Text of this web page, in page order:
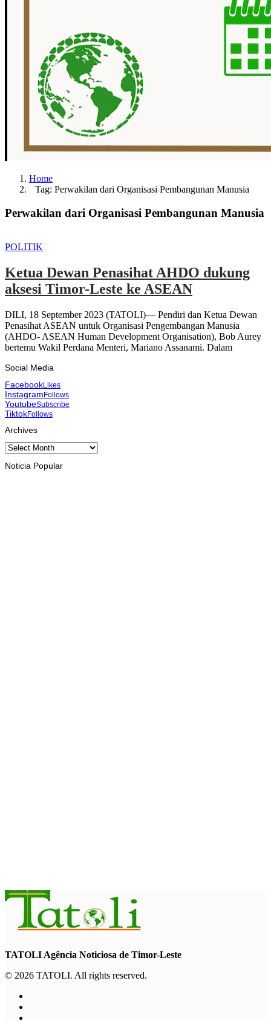
Home
Tag: Perwakilan dari Organisasi Pembangunan Manusia
Perwakilan dari Organisasi Pembangunan Manusia
POLITIK
Ketua Dewan Penasihat AHDO dukung
aksesi Timor-Leste ke ASEAN
DILI, 18 September 2023 (TATOLI)— Pendiri dan Ketua Dewan
Penasihat ASEAN untuk Organisasi Pengembangan Manusia
(AHDO- ASEAN Human Development Organisation), Bob Aurey
bertemu Wakil Perdana Menteri, Mariano Assanami. Dalam
Social Media
FacebookLikes
InstagramFollows
YoutubeSubscribe
TiktokFollows
Archives
Archives
Noticia Popular
TATOLI Agência Noticiosa de Timor-Leste
© 2026 TATOLI. All rights reserved.